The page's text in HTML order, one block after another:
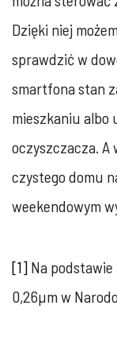
Dzięki niej
sprawdzić w
smartfona stan
mieszkaniu albo
oczyszczacza. A
czystego domu
weekendowym
[1] Na
0,26µm w